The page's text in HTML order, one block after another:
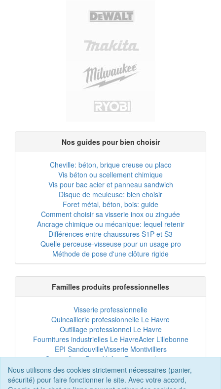
Nous utilisons des cookies strictement nécessaires (panier,
sécurité) pour faire fonctionner le site. Avec votre accord,
Nos guides pour bien choisir
Cheville: béton, brique creuse ou placo
Vis béton ou scellement chimique
Vis pour bac acier et panneau sandwich
Disque de meuleuse: bien choisir
Foret métal, béton, bois: guide
Comment choisir sa visserie inox ou zinguée
Ancrage chimique ou mécanique: lequel retenir
Différences entre chaussures S1P et S3
Quelle perceuse-visseuse pour un usage pro
Méthode de pose d'une clôture rigide
Familles produits professionnelles
Visserie professionnelle
Quincaillerie professionnelle Le Havre
Outillage professionnel Le Havre
Fournitures industrielles Le HavreAcier Lillebonne
EPI SandouvilleVisserie Montivilliers
Quincaillerie Port-JérômeFixation chantier
EPI professionnelOutillage maintenance
Acier professionnelTôles et bardage